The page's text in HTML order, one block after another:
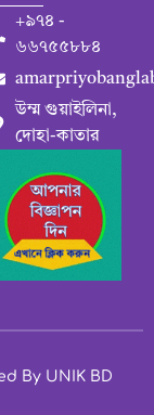
+৯৭৪ -
৬৬৭৫৫৮৮৪
উম্ম গুয়াইলিনা,
দোহা-কাতার
By UNIK BD